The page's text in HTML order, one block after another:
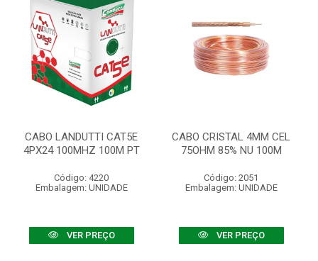
CABO LANDUTTI CAT5E
4PX24 100MHZ 100M PT
Código: 4220
Embalagem: UNIDADE
VER PREÇO
CABO CRISTAL 4MM CEL
75OHM 85% NU 100M
Código: 2051
Embalagem: UNIDADE
VER PREÇO